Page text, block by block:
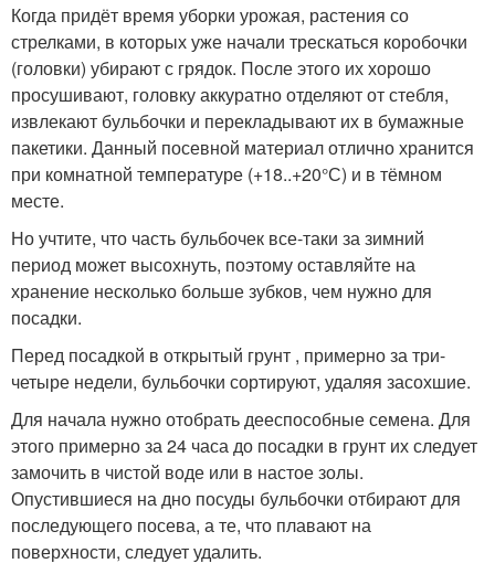
Когда придёт время уборки урожая, растения со
стрелками, в которых уже начали трескаться коробочки
(головки) убирают с грядок. После этого их хорошо
просушивают, головку аккуратно отделяют от стебля,
извлекают бульбочки и перекладывают их в бумажные
пакетики. Данный посевной материал отлично хранится
при комнатной температуре (+18..+20°С) и в тёмном
месте.
Но учтите, что часть бульбочек все-таки за зимний
период может высохнуть, поэтому оставляйте на
хранение несколько больше зубков, чем нужно для
посадки.
Перед посадкой в открытый грунт , примерно за три-
четыре недели, бульбочки сортируют, удаляя засохшие.
Для начала нужно отобрать дееспособные семена. Для
этого примерно за 24 часа до посадки в грунт их следует
замочить в чистой воде или в настое золы.
Опустившиеся на дно посуды бульбочки отбирают для
последующего посева, а те, что плавают на
поверхности, следует удалить.